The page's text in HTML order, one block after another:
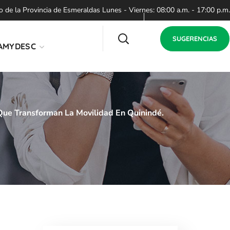
la Provincia de Esmeraldas Lunes - Viernes: 08:00 a.m. - 17:00 p.m.
SUGERENCIAS
Transforman La Movilidad En Quinindé.